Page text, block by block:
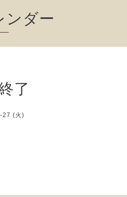
ンダー
了
27 (火)